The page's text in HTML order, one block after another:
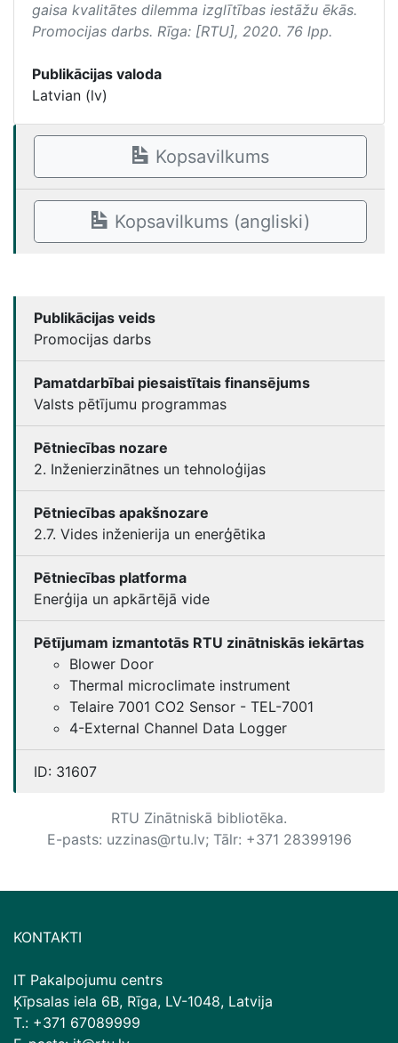
gaisa kvalitātes dilemma izglītības iestāžu ēkās.
Promocijas darbs. Rīga: [RTU], 2020. 76 lpp.
Publikācijas valoda
Latvian (lv)
Kopsavilkums
Kopsavilkums (angliski)
Publikācijas veids
Promocijas darbs
Pamatdarbībai piesaistītais finansējums
Valsts pētījumu programmas
Pētniecības nozare
2. Inženierzinātnes un tehnoloģijas
Pētniecības apakšnozare
2.7. Vides inženierija un enerģētika
Pētniecības platforma
Enerģija un apkārtējā vide
Pētījumam izmantotās RTU zinātniskās iekārtas
Blower Door
Thermal microclimate instrument
Telaire 7001 CO2 Sensor - TEL-7001
4-External Channel Data Logger
ID: 31607
RTU Zinātniskā bibliotēka.
E-pasts: uzzinas@rtu.lv; Tālr: +371 28399196
KONTAKTI
IT Pakalpojumu centrs
Ķīpsalas iela 6B, Rīga, LV-1048, Latvija
T.: +371 67089999